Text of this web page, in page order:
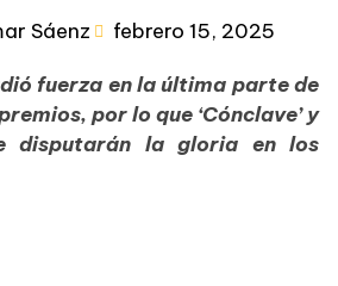
Sáenz febrero 15, 2025
fuerza en la última parte de
por lo que ‘Cónclave’ y
disputarán la gloria en los